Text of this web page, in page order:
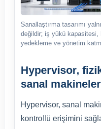
Sanallaştırma tasarımı
değildir; iş yükü kapasitesi,
yedekleme ve yönetim
Hypervisor,
sanal
Hypervisor, sanal
kontrollü erişimini